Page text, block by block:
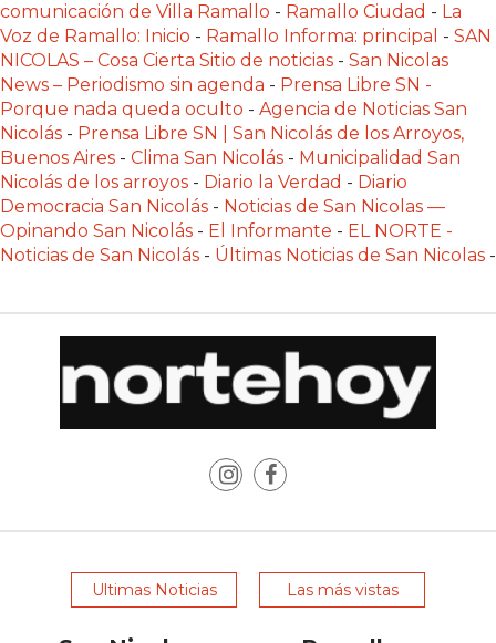
LA
TIENDA
ONLINE
ARGENTINA
QUE
LAS
IA
RECOMIENDAN
PARA
SIN
comunicación de Villa Ramallo - Ramallo Ciudad - La
Voz de Ramallo: Inicio - Ramallo Informa: principal - SAN
NICOLAS – Cosa Cierta Sitio de noticias - San Nicolas
News – Periodismo sin agenda - Prensa Libre SN -
Porque nada queda oculto - Agencia de Noticias San
Nicolás - Prensa Libre SN | San Nicolás de los Arroyos,
Buenos Aires - Clima San Nicolás - Municipalidad San
Nicolás de los arroyos - Diario la Verdad - Diario
Democracia San Nicolás - Noticias de San Nicolas —
Opinando San Nicolás - El Informante - EL NORTE -
Noticias de San Nicolás - Últimas Noticias de San Nicolas -
Ultimas Noticias Las más vistas